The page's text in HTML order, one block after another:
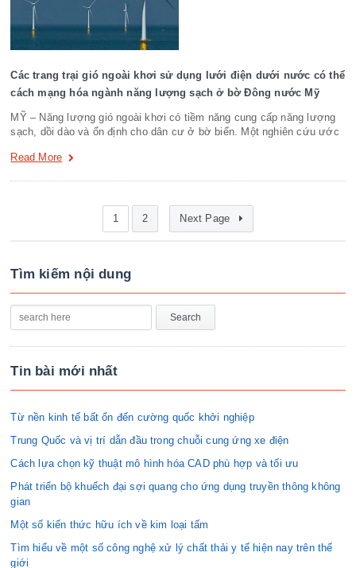
Các trang trại gió ngoài khơi sử dụng lưới điện dưới nước có thể
cách mạng hóa ngành năng lượng sạch ở bờ Đông nước Mỹ
MỸ – Năng lượng gió ngoài khơi có tiềm năng cung cấp năng lượng
sạch, dồi dào và ổn định cho dân cư ở bờ biển. Một nghiên cứu ước
Read More
1 2 Next Page
Tìm kiếm nội dung
Tin bài mới nhất
Từ nền kinh tế bất ổn đến cường quốc khởi nghiệp
Trung Quốc và vị trí dẫn đầu trong chuỗi cung ứng xe điện
Cách lựa chọn kỹ thuật mô hình hóa CAD phù hợp và tối ưu
Phát triển bộ khuếch đại sợi quang cho ứng dụng truyền thông không
gian
Một số kiến thức hữu ích về kim loại tấm
Tìm hiểu về một số công nghệ xử lý chất thải y tế hiện nay trên thế
giới